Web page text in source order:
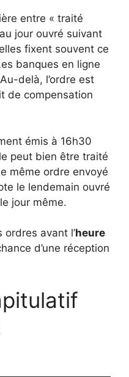
entre « traité
jour ouvré suivant
fixent souvent ce
banques en ligne
delà, l’ordre est
de compensation
émis à 16h30
peut bien être traité
même ordre envoyé
le lendemain ouvré
jour même.
avant l’heure
d’une réception